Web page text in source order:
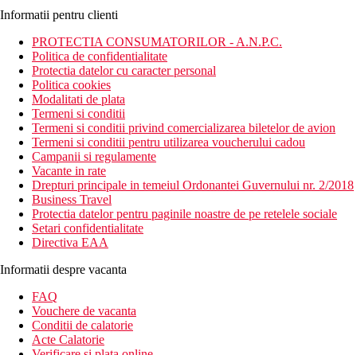
Informatii pentru clienti
PROTECTIA CONSUMATORILOR - A.N.P.C.
Politica de confidentialitate
Protectia datelor cu caracter personal
Politica cookies
Modalitati de plata
Termeni si conditii
Termeni si conditii privind comercializarea biletelor de avion
Termeni si conditii pentru utilizarea voucherului cadou
Campanii si regulamente
Vacante in rate
Drepturi principale in temeiul Ordonantei Guvernului nr. 2/2018
Business Travel
Protectia datelor pentru paginile noastre de pe retelele sociale
Setari confidentialitate
Directiva EAA
Informatii despre vacanta
FAQ
Vouchere de vacanta
Conditii de calatorie
Acte Calatorie